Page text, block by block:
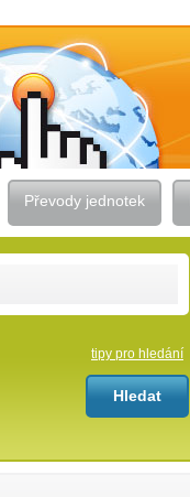
Převody jednotek
tipy pro hledání